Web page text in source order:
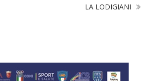
LA LODIGIANI